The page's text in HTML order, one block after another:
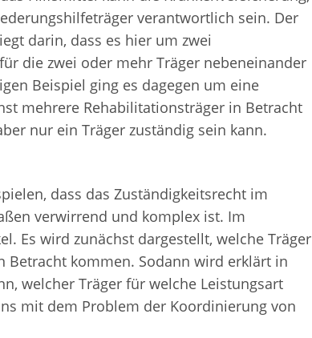
verantwortlich sein. Der
darin, dass es hier um zwei
die zwei oder mehr Träger nebeneinander
Beispiel ging es dagegen um eine
mehrere Rehabilitationsträger in Betracht
nur ein Träger zuständig sein kann.
dass das Zuständigkeitsrecht im
verwirrend und komplex ist. Im
Es wird zunächst dargestellt, welche Träger
kommen. Sodann wird erklärt in
welcher Träger für welche Leistungsart
mit dem Problem der Koordinierung von